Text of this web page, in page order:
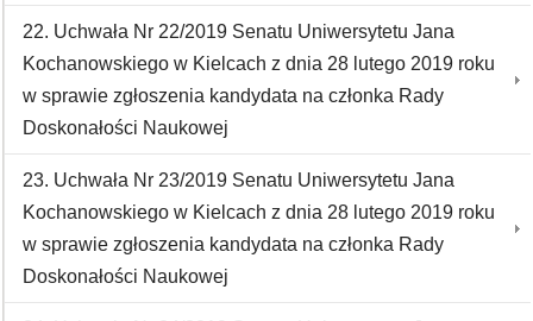
22. Uchwała Nr 22/2019 Senatu Uniwersytetu Jana
Kochanowskiego w Kielcach z dnia 28 lutego 2019 roku
w sprawie zgłoszenia kandydata na członka Rady
Doskonałości Naukowej
23. Uchwała Nr 23/2019 Senatu Uniwersytetu Jana
Kochanowskiego w Kielcach z dnia 28 lutego 2019 roku
w sprawie zgłoszenia kandydata na członka Rady
Doskonałości Naukowej